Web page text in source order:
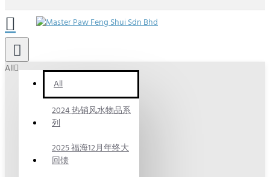
All
All
2024 热销风水物品系
列
2025 福海12月年终大
回馈